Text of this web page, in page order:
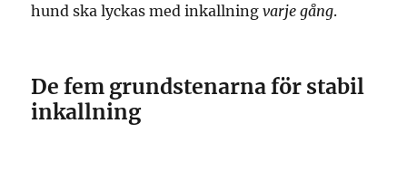
hund ska lyckas med inkallningvarje gång.
De fem grundstenarna för stabil
inkallning